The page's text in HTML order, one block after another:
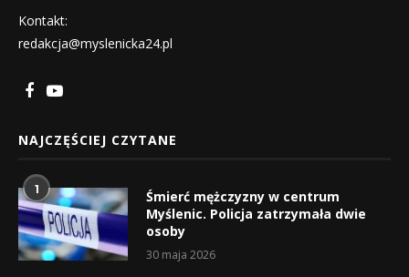
Kontakt:
redakcja@myslenicka24.pl
NAJCZĘŚCIEJ CZYTANE
1
Śmierć mężczyzny w centrum
Myślenic. Policja zatrzymała dwie
osoby
30 maja 2026